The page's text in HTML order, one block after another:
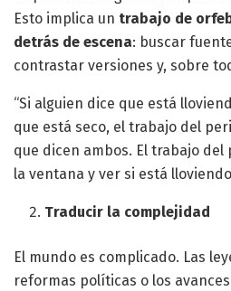
Esto implica un trabajo de
detrás de escena: buscar
contrastar versiones y, sobre
“Si alguien dice que está
que está seco, el trabajo del
que dicen ambos. El trabajo
la ventana y ver si está
Traducir la complejidad
El mundo es complicado. Las
reformas políticas o los